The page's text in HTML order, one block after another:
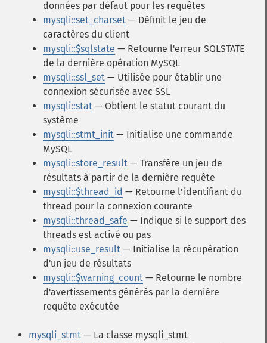
données par défaut pour les requêtes
mysqli::set_charset — Définit le jeu de
caractères du client
mysqli::$sqlstate — Retourne l'erreur SQLSTATE
de la dernière opération MySQL
mysqli::ssl_set — Utilisée pour établir une
connexion sécurisée avec SSL
mysqli::stat — Obtient le statut courant du
système
mysqli::stmt_init — Initialise une commande
MySQL
mysqli::store_result — Transfère un jeu de
résultats à partir de la dernière requête
mysqli::$thread_id — Retourne l'identifiant du
thread pour la connexion courante
mysqli::thread_safe — Indique si le support des
threads est activé ou pas
mysqli::use_result — Initialise la récupération
d'un jeu de résultats
mysqli::$warning_count — Retourne le nombre
d'avertissements générés par la dernière
requête exécutée
mysqli_stmt — La classe mysqli_stmt